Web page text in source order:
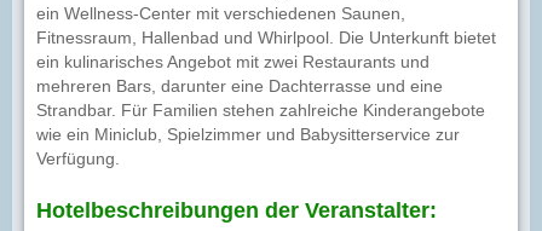
ein Wellness-Center mit verschiedenen Saunen,
Fitnessraum, Hallenbad und Whirlpool. Die Unterkunft bietet
ein kulinarisches Angebot mit zwei Restaurants und
mehreren Bars, darunter eine Dachterrasse und eine
Strandbar. Für Familien stehen zahlreiche Kinderangebote
wie ein Miniclub, Spielzimmer und Babysitterservice zur
Verfügung.
Hotelbeschreibungen der Veranstalter: